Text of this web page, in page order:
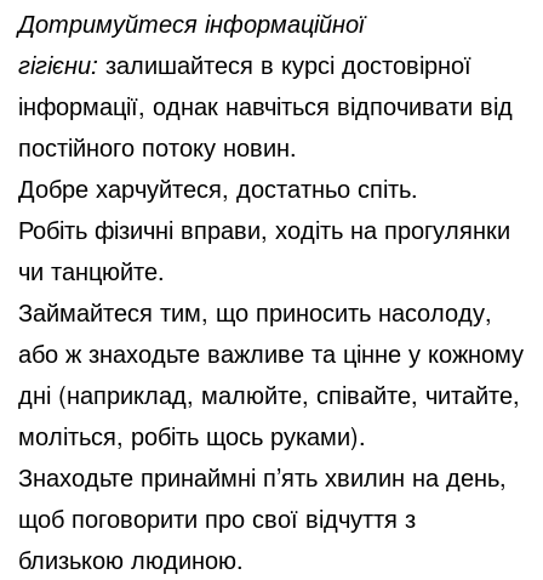
Дотримуйтеся інформаційної
гігієни: залишайтеся в курсі достовірної
інформації, однак навчіться відпочивати від
постійного потоку новин.
Добре харчуйтеся, достатньо спіть.
Робіть фізичні вправи, ходіть на прогулянки
чи танцюйте.
Займайтеся тим, що приносить насолоду,
або ж знаходьте важливе та цінне у кожному
дні (наприклад, малюйте, співайте, читайте,
моліться, робіть щось руками).
Знаходьте принаймні п’ять хвилин на день,
щоб поговорити про свої відчуття з
близькою людиною.